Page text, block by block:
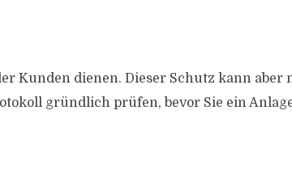
Kunden dienen. Dieser Schutz kann aber
gründlich prüfen, bevor Sie ein